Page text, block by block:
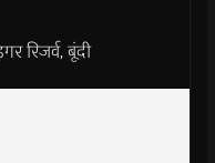
रिजर्व, बूंदी